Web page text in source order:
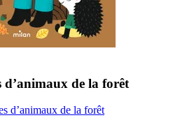
d’animaux de la forêt
d’animaux de la forêt